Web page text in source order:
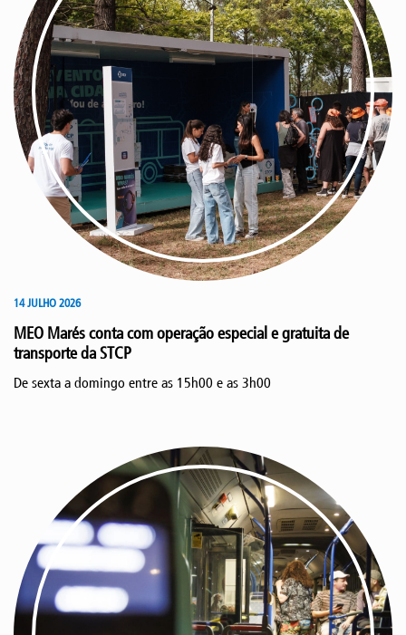
14 JULHO 2026
MEO Marés conta com operação especial e gratuita de
transporte da STCP
De sexta a domingo entre as 15h00 e as 3h00